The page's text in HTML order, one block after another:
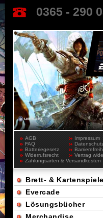
0365 - 290
AGB
Impressum
FAQ
Batteriegesetz
Widerrufsrecht
Vertrag
Zahlungsarten & Versandkosten
Brett- & Kartenspiele
Evercade
Lösungsbücher